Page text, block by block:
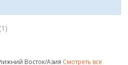
(1)
Восток/Азия Смотреть все